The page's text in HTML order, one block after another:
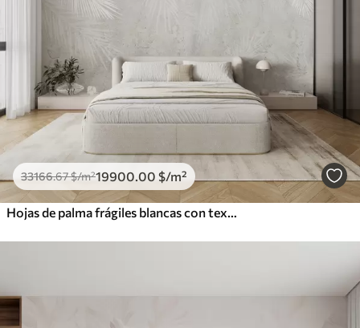
33166.67$/m²19900 .00 $/m²